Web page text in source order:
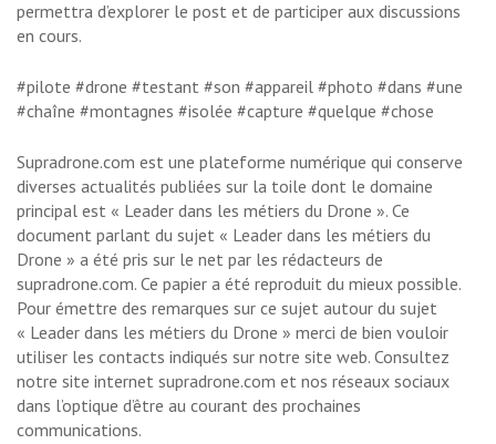
permettra d’explorer le post et de participer aux discussions
en cours.
#pilote #drone #testant #son #appareil #photo #dans #une
#chaîne #montagnes #isolée #capture #quelque #chose
Supradrone.com est une plateforme numérique qui conserve
diverses actualités publiées sur la toile dont le domaine
principal est « Leader dans les métiers du Drone ». Ce
document parlant du sujet « Leader dans les métiers du
Drone » a été pris sur le net par les rédacteurs de
supradrone.com. Ce papier a été reproduit du mieux possible.
Pour émettre des remarques sur ce sujet autour du sujet
« Leader dans les métiers du Drone » merci de bien vouloir
utiliser les contacts indiqués sur notre site web. Consultez
notre site internet supradrone.com et nos réseaux sociaux
dans l’optique d’être au courant des prochaines
communications.